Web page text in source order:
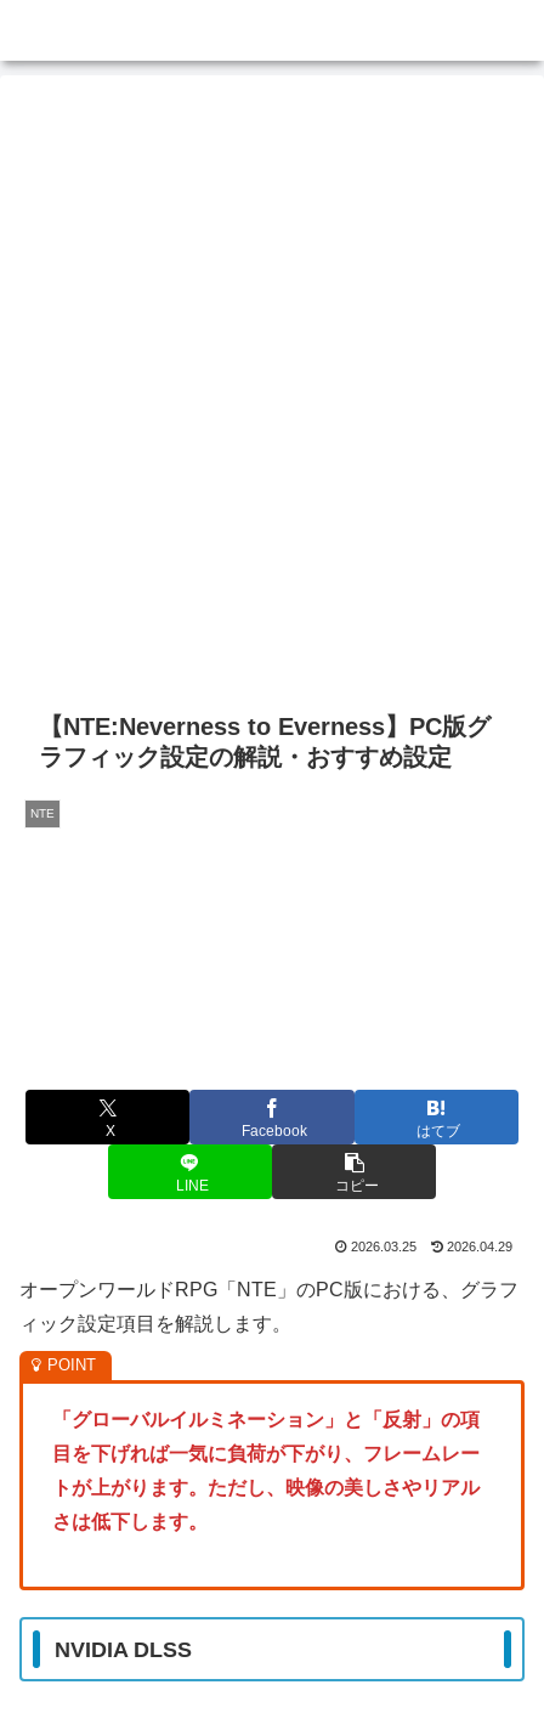
【NTE:Neverness to Everness】PC版グ
ラフィック設定の解説・おすすめ設定
NTE
X Facebook はてブ
LINE コピー
2026.03.25 2026.04.29
オープンワールドRPG「NTE」のPC版における、グラフ
ィック設定項目を解説します。
「グローバルイルミネーション」と「反射」の項
目を下げれば一気に負荷が下がり、フレームレー
トが上がります。ただし、映像の美しさやリアル
さは低下します。
NVIDIA DLSS